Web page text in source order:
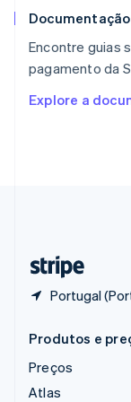
Encontre guias
pagamento da
Explore a
Portugal
Reino Unido
República
English
English
Produtos e
Preços
Atlas